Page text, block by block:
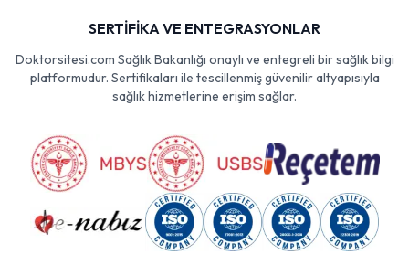
SERTİFİKA VE ENTEGRASYONLAR
Doktorsitesi.com Sağlık Bakanlığı onaylı ve entegreli bir sağlık bilgi
platformudur. Sertifikaları ile tescillenmiş güvenilir altyapısıyla
sağlık hizmetlerine erişim sağlar.